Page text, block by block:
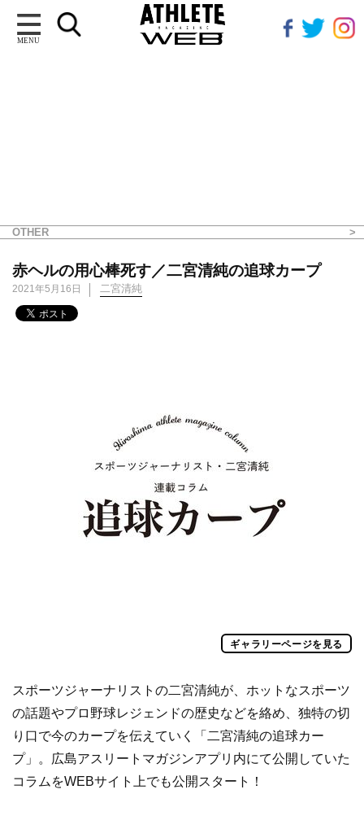
MENU
OTHER
赤ヘルの用心棒死す／二宮清純の追球カープ
2021年5月16日 二宮清純
ギャラリーページを見る
スポーツジャーナリストの二宮清純が、ホットなスポーツ
の話題やプロ野球レジェンドの歴史などを絡め、独特の切
り口で今のカープを伝えていく「二宮清純の追球カー
プ」。広島アスリートマガジンアプリ内にて公開していた
コラムをWEBサイト上でも公開スタート！